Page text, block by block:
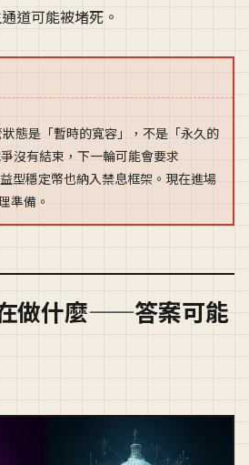
道可能被堵死。
態是「暫時的寬容」，不是「永久的
沒有結束，下一輪可能會要求
型穩定幣也納入禁息框架。現在進場
準備。
做什麼——答案可能